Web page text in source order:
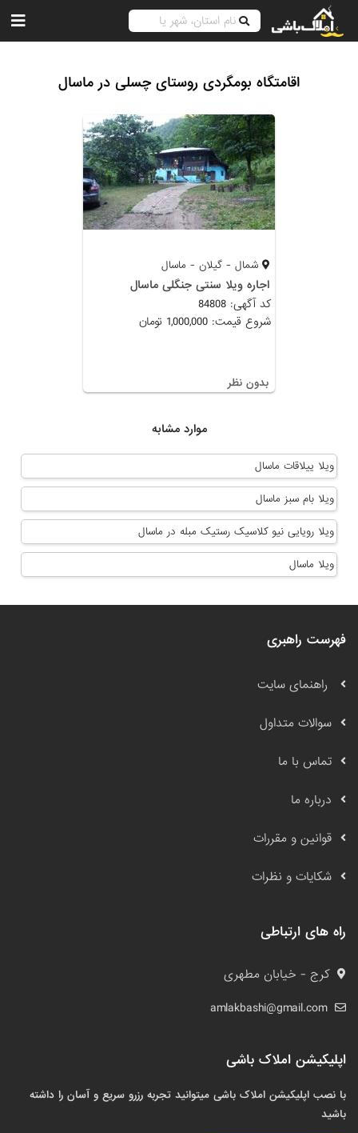
اقامتگاه بومگردی روستای چسلی در ماسال
شمال - گیلان - ماسال
اجاره ویلا سنتی جنگلی ماسال
کد آگهی: 84808
شروع قیمت: 1,000,000 تومان
بدون نظر
موارد مشابه
ویلا ییلاقات ماسال
ویلا بام سبز ماسال
ویلا رویایی نیو کلاسیک رستیک مبله در ماسال
ویلا ماسال
فهرست راهبری
راهنمای سایت
سوالات متداول
تماس با ما
درباره ما
قوانین و مقررات
شکایات و نظرات
راه های ارتباطی
کرج - خیابان مطهری
amlakbashi@gmail.com
اپلیکیشن املاک باشی
با نصب اپلیکیشن املاک باشی میتوانید تجربه رزرو سریع و آسان را داشته
باشید